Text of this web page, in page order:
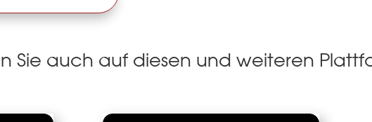
Sie auch auf diesen und weiteren